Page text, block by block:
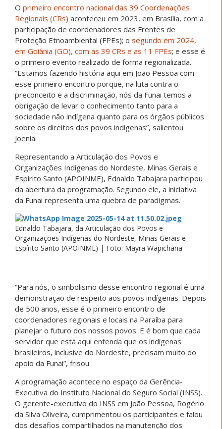
O primeiro encontro nacional das 39 Coordenações
Regionais (CRs) aconteceu em 2023, em Brasília, com a
participação de coordenadores das Frentes de
Proteção Etnoambiental (FPEs); o segundo em 2024,
em Goiânia (GO), com as 39 CRs e as 11 FPEs; e esse é
o primeiro evento realizado de forma regionalizada.
“Estamos fazendo história aqui em João Pessoa com
esse primeiro encontro porque, na luta contra o
preconceito e a discriminação, nós da Funai temos a
obrigação de levar o conhecimento tanto para a
sociedade não indígena quanto para os órgãos públicos
sobre os direitos dos povos indígenas”, salientou
Joenia.
Representando a Articulação dos Povos e
Organizações Indígenas do Nordeste, Minas Gerais e
Espírito Santo (APOINME), Ednaldo Tabajara participou
da abertura da programação. Segundo ele, a iniciativa
da Funai representa uma quebra de paradigmas.
Ednaldo Tabajara, da Articulação dos Povos e
Organizações Indígenas do Nordeste, Minas Gerais e
Espírito Santo (APOINME) | Foto: Mayra Wapichana
“Para nós, o simbolismo desse encontro regional é uma
demonstração de respeito aos povos indígenas. Depois
de 500 anos, esse é o primeiro encontro de
coordenadores regionais e locais na Paraíba para
planejar o futuro dos nossos povos. E é bom que cada
servidor que está aqui entenda que os indígenas
brasileiros, inclusive do Nordeste, precisam muito do
apoio da Funai”, frisou.
A programação acontece no espaço da Gerência-
Executiva do Instituto Nacional do Seguro Social (INSS).
O gerente-executivo do INSS em João Pessoa, Rogério
da Silva Oliveira, cumprimentou os participantes e falou
dos desafios compartilhados na manutenção dos